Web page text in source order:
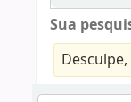
Sua